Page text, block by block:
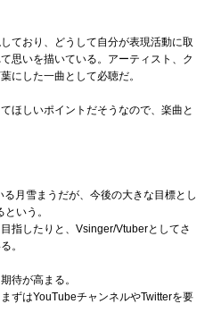
ており、どうして自分が表現活動に取
思いを描いている。アーティスト、ク
にした一曲として必聴だ。
ほしいポイントだそうなので、楽曲と
月雪まうだが、今後の大きな目標とし
いう。
指したりと、Vsinger/Vtuberとしてさ
。
待が高まる。
ずはYouTubeチャンネルやTwitterを要